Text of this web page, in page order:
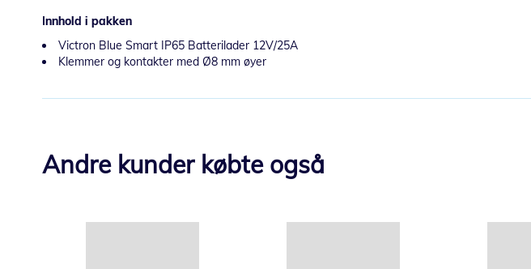
Innhold i pakken
Victron Blue Smart IP65 Batterilader 12V/25A
Klemmer og kontakter med Ø8 mm øyer
Andre kunder købte også